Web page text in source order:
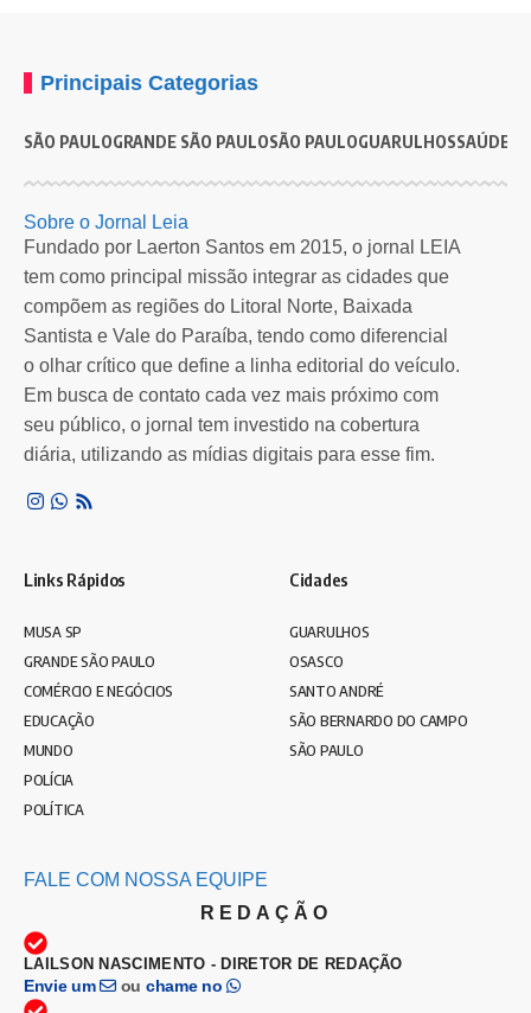
Principais Categorias
SÃO PAULOGRANDE SÃO PAULOSÃO PAULOGUARULHOSSAÚDE
Sobre o Jornal Leia
Fundado por Laerton Santos em 2015, o jornal LEIA
tem como principal missão integrar as cidades que
compõem as regiões do Litoral Norte, Baixada
Santista e Vale do Paraíba, tendo como diferencial
o olhar crítico que define a linha editorial do veículo.
Em busca de contato cada vez mais próximo com
seu público, o jornal tem investido na cobertura
diária, utilizando as mídias digitais para esse fim.
Links Rápidos
MUSA SP
GRANDE SÃO PAULO
COMÉRCIO E NEGÓCIOS
EDUCAÇÃO
MUNDO
POLÍCIA
POLÍTICA
Cidades
GUARULHOS
OSASCO
SANTO ANDRÉ
SÃO BERNARDO DO CAMPO
SÃO PAULO
FALE COM NOSSA EQUIPE
REDAÇÃO
LAILSON NASCIMENTO - DIRETOR DE REDAÇÃO
Envie um ou chame no